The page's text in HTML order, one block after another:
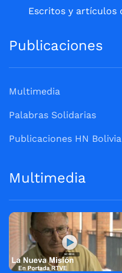
Escritos y artículos
Publicaciones
Multimedia
Palabras Solidarias
Publicaciones HN Bolivia
Multimedia